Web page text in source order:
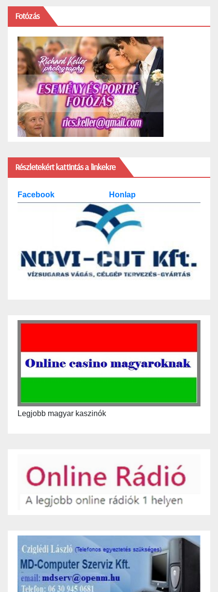
Fotózás
Részletekért kattintás a linkekre
Facebook Honlap
Legjobb magyar kaszinók